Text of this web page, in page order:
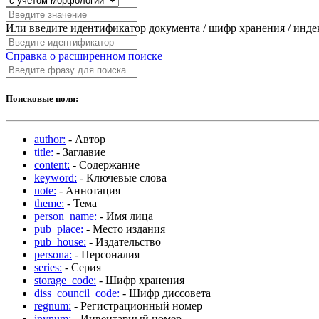
Или введите идентификатор документа / шифр хранения /
Справка о расширенном поиске
Поисковые поля:
author: - Автор
title: - Заглавие
content: - Содержание
keyword: - Ключевые слова
note: - Аннотация
theme: - Тема
person_name: - Имя лица
pub_place: - Место издания
pub_house: - Издательство
persona: - Персоналия
series: - Серия
storage_code: - Шифр хранения
diss_council_code: - Шифр диссовета
regnum: - Регистрационный номер